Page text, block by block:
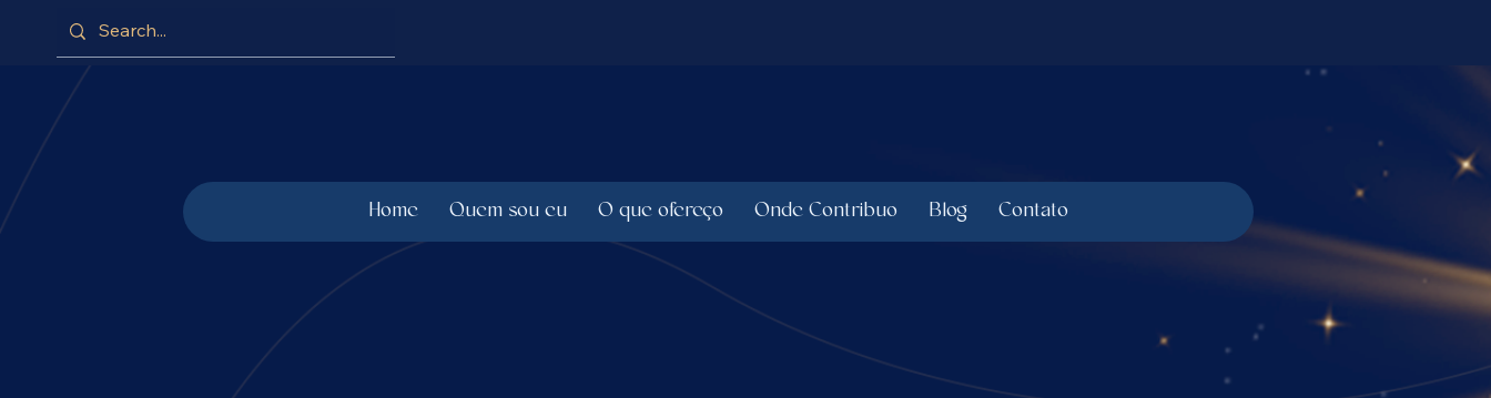
Home Quem sou eu O que ofereço Onde Contribuo Blog Contato